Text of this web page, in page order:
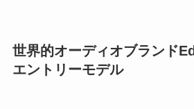
世界的オーディオブランド
エントリーモデル